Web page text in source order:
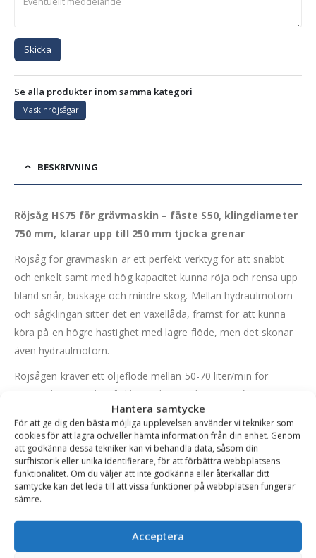
Hantera samtycke
För att ge dig den bästa möjliga upplevelsen använder vi tekniker som
cookies för att lagra och/eller hämta information från din enhet. Genom
att godkänna dessa tekniker kan vi behandla data, såsom din
surfhistorik eller unika identifierare, för att förbättra webbplatsens
funktionalitet. Om du väljer att inte godkänna eller återkallar ditt
samtycke kan det leda till att vissa funktioner på webbplatsen fungerar
sämre.
Acceptera
Skicka
Se alla produkter inom samma kategori
Maskinröjsågar
BESKRIVNING
Röjsåg HS75 för grävmaskin – fäste S50, klingdiameter
750 mm, klarar upp till 250 mm tjocka grenar
Röjsåg för grävmaskin är ett perfekt verktyg för att snabbt
och enkelt samt med hög kapacitet kunna röja och rensa upp
bland snår, buskage och mindre skog. Mellan hydraulmotorn
och sågklingan sitter det en växellåda, främst för att kunna
köra på en högre hastighet med lägre flöde, men det skonar
även hydraulmotorn.
Röjsågen kräver ett oljeflöde mellan 50-70 liter/min för
maximal prestanda. Sågklingan har en diameter på 750 mm
och är av karbonstål. Den är perfekt för att röja med bland
snårig växtlighet, sly, buskage och mindre träd. Den klarar av
grenar och träd upp till 250 mm tjocka. Röjsågen är tillverkad
på Irland och levereras med fäste och hydraulslang.